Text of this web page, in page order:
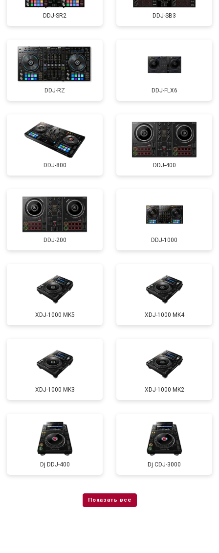
DDJ-SR2 DDJ-SB3
DDJ-RZ DDJ-FLX6
DDJ-800 DDJ-400
DDJ-200 DDJ-1000
XDJ-1000 MK5 XDJ-1000 MK4
XDJ-1000 MK3 XDJ-1000 MK2
Dj DDJ-400 Dj CDJ-3000